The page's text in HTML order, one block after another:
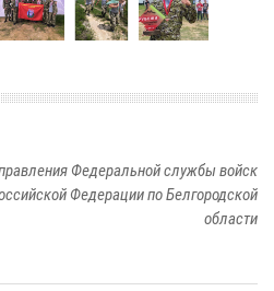
Федеральной службы войск
Федерации по Белгородской
области